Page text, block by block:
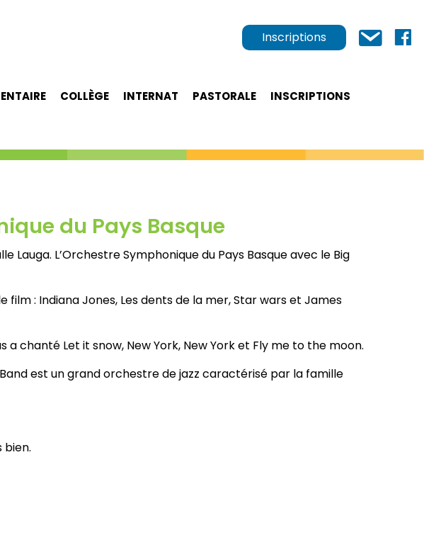
Inscriptions
COLLÈGE INTERNAT PASTORALE
INSCRIPTIONS
du Pays Basque
Lauga. L’Orchestre Symphonique du Pays Basque avec le Big
: Indiana Jones, Les dents de la mer, Star wars et James
chanté Let it snow, New York, New York et Fly me to the moon.
est un grand orchestre de jazz caractérisé par la famille
bien.